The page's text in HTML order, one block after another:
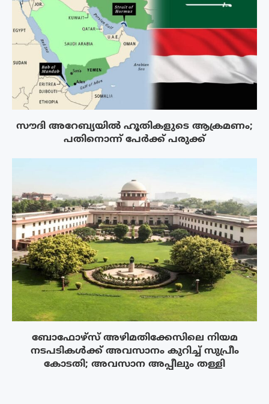
സൗദി അറേബ്യയിൽ ഹൂതികളുടെ ആക്രമണം;
പതിനൊന്ന് പേർക്ക് പരുക്ക്
ബോഫോഴ്‌സ് അഴിമതിക്കേസിലെ നിയമ
നടപടികൾക്ക് അവസാനം കുറിച്ച് സുപ്രീം
കോടതി; അവസാന അപ്പീലും തള്ളി